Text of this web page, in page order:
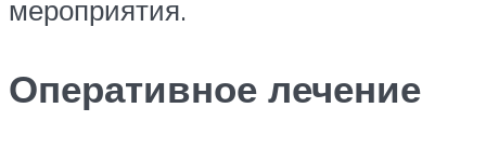
мероприятия.
Оперативное лечение